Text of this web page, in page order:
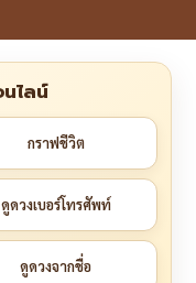
ไลน์
กราฟชีวิต
ดูดวงเบอร์โทรศัพท์
ดูดวงจากชื่อ